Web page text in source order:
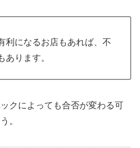
利になるお店もあれば、不
あります。
クによっても合否が変わる可
。